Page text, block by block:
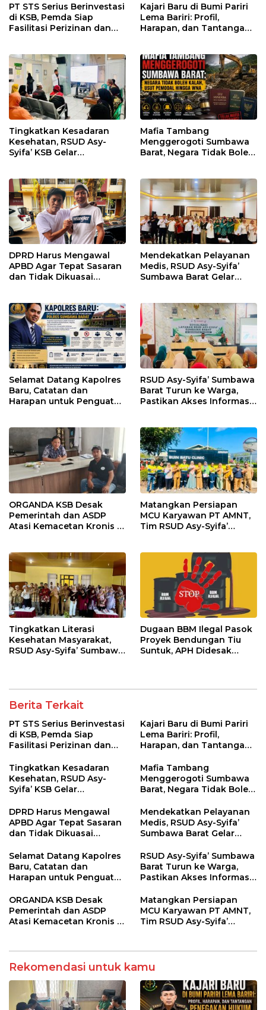
PT STS Serius Berinvestasi
di KSB, Pemda Siap
Fasilitasi Perizinan dan
Kajari Baru di Bumi Pariri
Lema Bariri: Profil,
Harapan, dan Tantangan
Tingkatkan Kesadaran
Kesehatan, RSUD Asy-
Syifa’ KSB Gelar
Mafia Tambang
Menggerogoti Sumbawa
Barat, Negara Tidak Boleh
DPRD Harus Mengawal
APBD Agar Tepat Sasaran
dan Tidak Dikuasai
Mendekatkan Pelayanan
Medis, RSUD Asy-Syifa’
Sumbawa Barat Gelar
Selamat Datang Kapolres
Baru, Catatan dan
Harapan untuk Penguatan
RSUD Asy-Syifa’ Sumbawa
Barat Turun ke Warga,
Pastikan Akses Informasi
ORGANDA KSB Desak
Pemerintah dan ASDP
Atasi Kemacetan Kronis di
Matangkan Persiapan
MCU Karyawan PT AMNT,
Tim RSUD Asy-Syifa’
Tingkatkan Literasi
Kesehatan Masyarakat,
RSUD Asy-Syifa’ Sumbawa
Dugaan BBM Ilegal Pasok
Proyek Bendungan Tiu
Suntuk, APH Didesak
Berita Terkait
PT STS Serius Berinvestasi
di KSB, Pemda Siap
Fasilitasi Perizinan dan
Regulasi
Kajari Baru di Bumi Pariri
Lema Bariri: Profil,
Harapan, dan Tantangan
Tingkatkan Kesadaran
Kesehatan, RSUD Asy-
Syifa’ KSB Gelar
Melitus pada Lansia
Mafia Tambang
Menggerogoti Sumbawa
Barat, Negara Tidak Boleh
hingga WNA
DPRD Harus Mengawal
APBD Agar Tepat Sasaran
dan Tidak Dikuasai
Tertentu
Mendekatkan Pelayanan
Medis, RSUD Asy-Syifa’
Sumbawa Barat Gelar
Kesehatan di Taliwang
Selamat Datang Kapolres
Baru, Catatan dan
Harapan untuk Penguatan
RSUD Asy-Syifa’ Sumbawa
Barat Turun ke Warga,
Pastikan Akses Informasi
ORGANDA KSB Desak
Pemerintah dan ASDP
Atasi Kemacetan Kronis di
Matangkan Persiapan
MCU Karyawan PT AMNT,
Tim RSUD Asy-Syifa’
Rekomendasi untuk kamu